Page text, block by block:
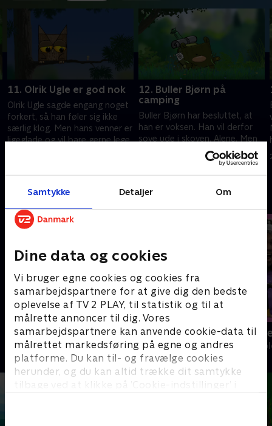
Samtykke Detaljer Om
Dine data og cookies
Vi bruger egne cookies og cookies fra
samarbejdspartnere for at give dig den bedste
oplevelse af TV 2 PLAY, til statistik og til at
målrette annoncer til dig. Vores
samarbejdspartnere kan anvende cookie-data til
målrettet markedsføring på egne og andres
platforme. Du kan til- og fravælge cookies
herunder, og du kan altid trække dit samtykke
tilbage ved at klikke på ’Cookie-indstillinger’ i
11. Olrik Ugle er god nok
Olrik Ugle sagde engang noget
forkert, så han føler sig ikke
særlig klog. Men hans venner er
ligeglade og vil bare gerne lege.
12. Buller Bjørn på
camping
Buller Bjørn har besluttet, at
han er voksen. Han vil derfor
sove ude i skoven. Alene. Men
der er mange ting, der kan
drille, og det er sværere, end
han tror.
24. september 2022 • 6 min
Andre så også
Katrine undersøger
Børne-underholdning • 1 sæsoner
Mit nye
Børne-